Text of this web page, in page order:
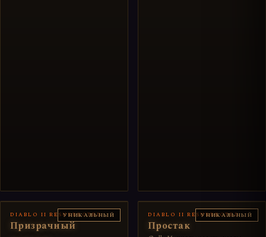
УНИКАЛЬНЫЙ
DIABLO II RESURRECTED
Призрачный
УНИКАЛЬНЫЙ
DIABLO II RESURRECTED
Простак